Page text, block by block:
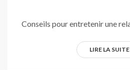
Conseils pour entretenir une
LIRE LA SUITE